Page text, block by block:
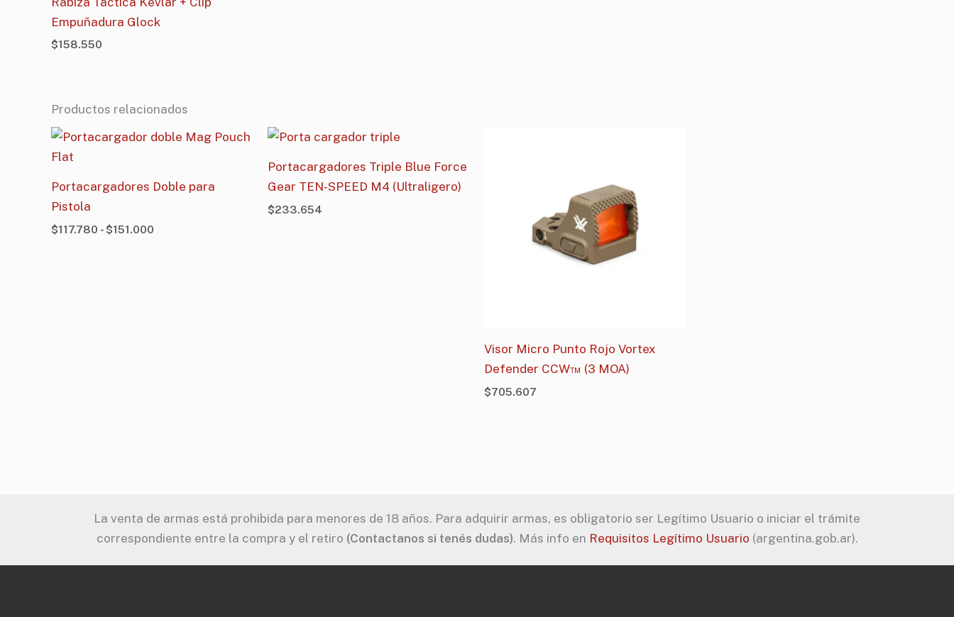
Empuñadura Glock
$158.550
Productos relacionados
Portacargadores Doble para
Pistola
$117.780 - $151.000
Rango
$117.780
Portacargadores Triple Blue Force
Gear TEN-SPEED M4 (Ultraligero)
$233.654
Visor Micro Punto Rojo Vortex
Defender CCW™ (3 MOA)
$705.607
La venta de armas está prohibida para menores de 18 años. Para adquirir armas, es obligatorio ser Legítimo Usuario o iniciar el trámite
correspondiente entre la compra y el retiro (Contactanos si tenés dudas). Más info en Requisitos Legítimo Usuario (argentina.gob.ar).